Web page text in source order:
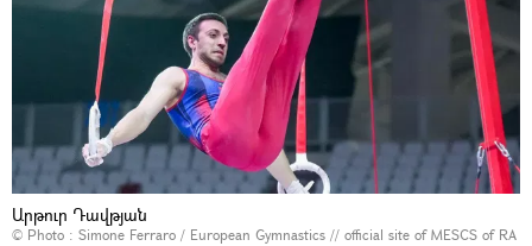
Արթուր Դավթյան
© Photo : Simone Ferraro / European Gymnastics // official site of MESCS of RA